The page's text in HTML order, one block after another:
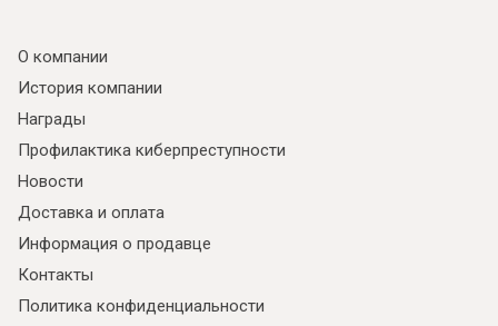
О компании
История компании
Награды
Профилактика киберпреступности
Новости
Доставка и оплата
Информация о продавце
Контакты
Политика конфиденциальности